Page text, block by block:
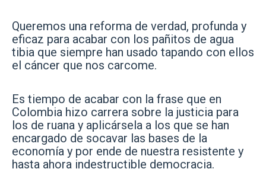
Queremos una reforma de verdad, profunda y
eficaz para acabar con los pañitos de agua
tibia que siempre han usado tapando con ellos
el cáncer que nos carcome.
Es tiempo de acabar con la frase que en
Colombia hizo carrera sobre la justicia para
los de ruana y aplicársela a los que se han
encargado de socavar las bases de la
economía y por ende de nuestra resistente y
hasta ahora indestructible democracia.